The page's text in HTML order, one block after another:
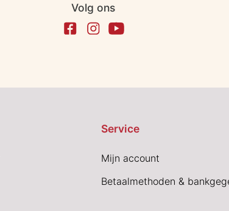
Volg ons
Service
Mijn account
Betaalmethoden &